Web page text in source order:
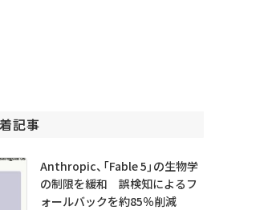
記事
Anthropic、「Fable 5」の生物学
の制限を緩和 誤検知によるフ
ォールバックを約85％削減